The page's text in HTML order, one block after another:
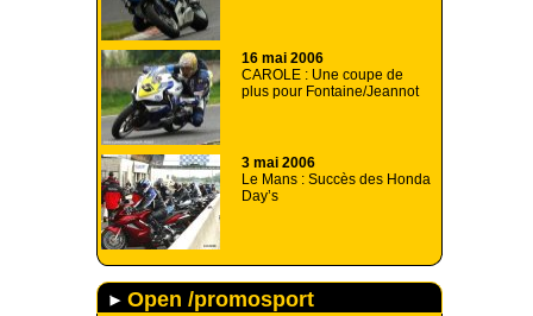
16 mai 2006
CAROLE : Une coupe de
plus pour Fontaine/Jeannot
3 mai 2006
Le Mans : Succès des Honda
Day’s
Open /promosport